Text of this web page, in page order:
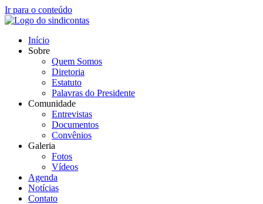
Ir para o conteúdo
Início
Sobre
Quem Somos
Diretoria
Estatuto
Palavras do Presidente
Comunidade
Entrevistas
Documentos
Convênios
Galeria
Fotos
Vídeos
Agenda
Notícias
Contato